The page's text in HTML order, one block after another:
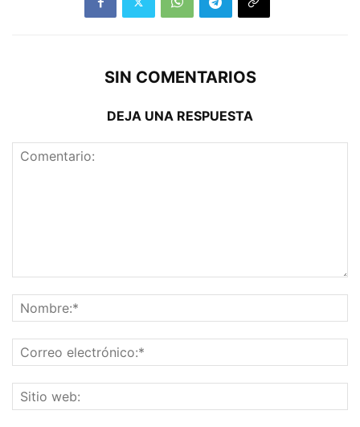
SIN COMENTARIOS
DEJA UNA RESPUESTA